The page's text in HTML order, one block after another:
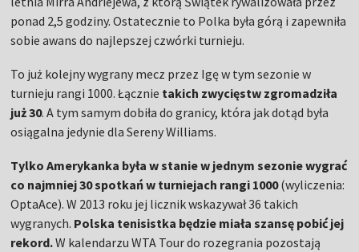
ponad 2,5 godziny. Ostatecznie to Polka była górą i zapewniła
sobie awans do najlepszej czwórki turnieju.
To już kolejny wygrany mecz przez Igę w tym sezonie w
turnieju rangi 1000. Łącznie takich zwycięstw zgromadziła
już 30. A tym samym dobiła do granicy, która jak dotąd była
osiągalna jedynie dla Sereny Williams.
Tylko Amerykanka była w stanie w jednym sezonie wygrać
co najmniej 30 spotkań w turniejach rangi 1000(wyliczenia:
OptaAce). W 2013 roku jej licznik wskazywał 36 takich
wygranych. Polska tenisistka będzie miała szansę pobić jej
rekord.W kalendarzu WTA Tour do rozegrania pozostają